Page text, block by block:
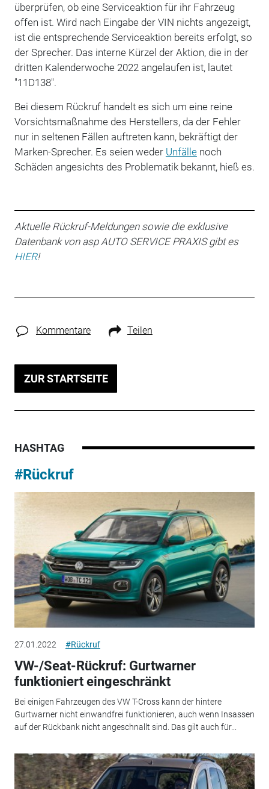
überprüfen, ob eine Serviceaktion für ihr Fahrzeug
offen ist. Wird nach Eingabe der VIN nichts angezeigt,
ist die entsprechende Serviceaktion bereits erfolgt, so
der Sprecher. Das interne Kürzel der Aktion, die in der
dritten Kalenderwoche 2022 angelaufen ist, lautet
"11D138".
Bei diesem Rückruf handelt es sich um eine reine
Vorsichtsmaßnahme des Herstellers, da der Fehler
nur in seltenen Fällen auftreten kann, bekräftigt der
Marken-Sprecher. Es seien weder Unfällenoch
Schäden angesichts des Problematik bekannt, hieß es.
Aktuelle Rückruf-Meldungen sowie die exklusive
Datenbank von asp AUTO SERVICE PRAXIS gibt es
HIER!
Kommentare Teilen
ZUR STARTSEITE
HASHTAG
#Rückruf
27.01.2022 #Rückruf
VW-/Seat-Rückruf: Gurtwarner
funktioniert eingeschränkt
Bei einigen Fahrzeugen des VW T-Cross kann der hintere
Gurtwarner nicht einwandfrei funktionieren, auch wenn Insassen
auf der Rückbank nicht angeschnallt sind. Das gilt auch für...